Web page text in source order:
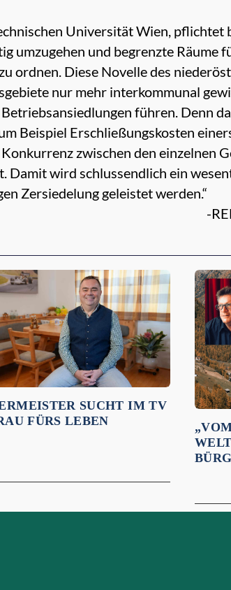
Universität Wien, pflichtet
umzugehen und begrenzte Räume
ordnen. Diese Novelle des
nur mehr interkommunal
führen. Denn
Beispiel Erschließungskosten
zwischen den einzelnen
Damit wird schlussendlich ein
Zersiedelung geleistet werden.“
-
SUCHT IM TV
FÜRS LEBEN